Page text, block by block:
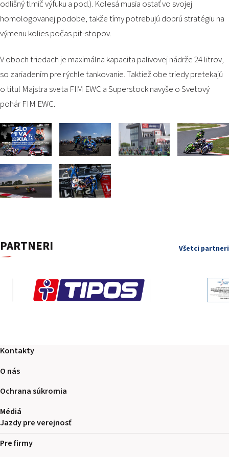
odlišný tlmič výfuku a pod.). Kolesá musia ostať vo svojej
homologovanej podobe, takže tímy potrebujú dobrú stratégiu na
výmenu kolies počas pit-stopov.
V oboch triedach je maximálna kapacita palivovej nádrže 24 litrov,
so zariadením pre rýchle tankovanie. Taktiež obe triedy pretekajú
o titul Majstra sveta FIM EWC a Superstock navyše o Svetový
pohár FIM EWC.
PARTNERI Všetci partneri
Kontakty
O nás
Ochrana súkromia
Médiá
Jazdy pre verejnosť
Pre firmy